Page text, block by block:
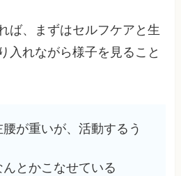
ば、まずはセルフケアと生
入れながら様子を見ること
が重いが、活動するう
とかこなせている